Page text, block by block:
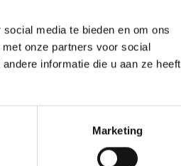
media te bieden en om ons
onze partners voor social
informatie die u aan ze heeft
Marketing